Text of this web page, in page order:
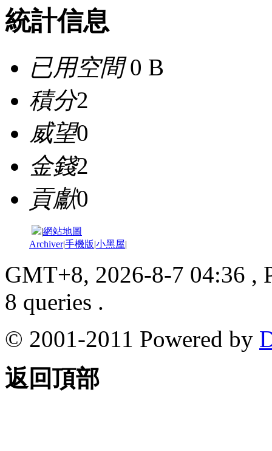
統計信息
已用空間0 B
積分2
威望0
金錢2
貢獻0
|網站地圖
Archiver|手機版|小黑屋|
GMT+8, 2026-8-7 04:36 ,
8 queries .
© 2001-2011 Powered by
返回頂部